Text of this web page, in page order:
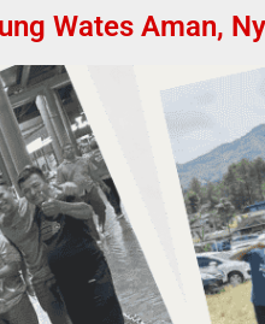
Wates Aman,